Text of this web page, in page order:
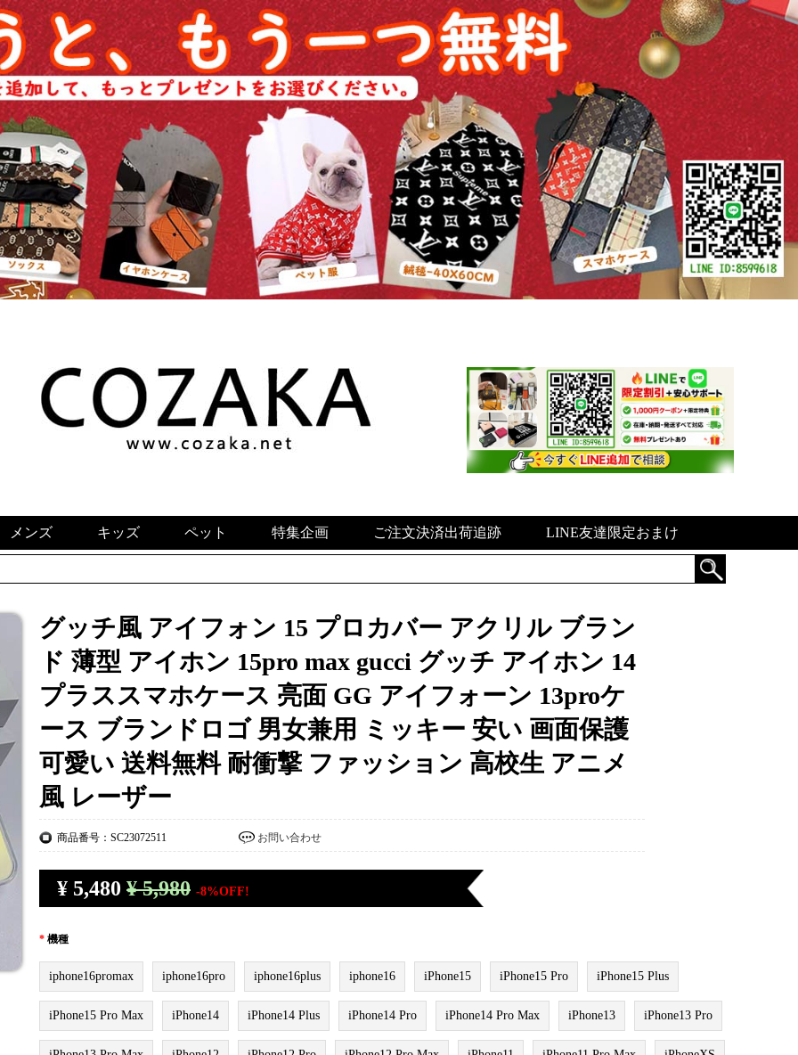
メンズ キッズ ペット 特集企画 ご注文決済出荷追跡 LINE友達限定おまけ
グッチ風 アイフォン 15 プロカバー アクリル ブラン
ド 薄型 アイホン 15pro max gucci グッチ アイホン 14
プラススマホケース 亮面 GG アイフォーン 13proケ
ース ブランドロゴ 男女兼用 ミッキー 安い 画面保護
可愛い 送料無料 耐衝撃 ファッション 高校生 アニメ
風 レーザー
商品番号：SC23072511 お問い合わせ
¥ 5,480 ¥ 5,980 -8%OFF!
* 機種
iphone16promax iphone16pro iphone16plus iphone16 iPhone15 iPhone15 Pro iPhone15 Plus
iPhone15 Pro Max iPhone14 iPhone14 Plus iPhone14 Pro iPhone14 Pro Max iPhone13 iPhone13 Pro